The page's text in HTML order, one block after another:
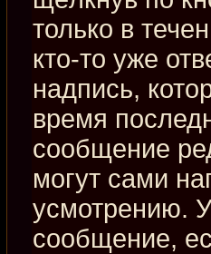
только в
кто-то уже
надпись,
время
сообщение
могут сами
усмотрению.
сообщение,